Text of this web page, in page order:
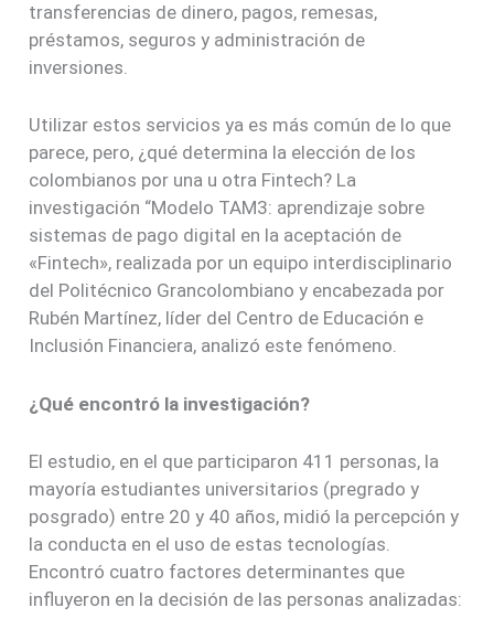
transferencias de dinero, pagos, remesas,
préstamos, seguros y administración de
inversiones.
Utilizar estos servicios ya es más común de lo que
parece, pero, ¿qué determina la elección de los
colombianos por una u otra Fintech? La
investigación “Modelo TAM3: aprendizaje sobre
sistemas de pago digital en la aceptación de
«Fintech», realizada por un equipo interdisciplinario
del Politécnico Grancolombiano y encabezada por
Rubén Martínez, líder del Centro de Educación e
Inclusión Financiera, analizó este fenómeno.
¿Qué encontró la investigación?
El estudio, en el que participaron 411 personas, la
mayoría estudiantes universitarios (pregrado y
posgrado) entre 20 y 40 años, midió la percepción y
la conducta en el uso de estas tecnologías.
Encontró cuatro factores determinantes que
influyeron en la decisión de las personas analizadas: